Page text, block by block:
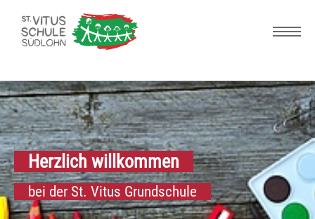
Herzlich willkommen
bei der St. Vitus Grundschule